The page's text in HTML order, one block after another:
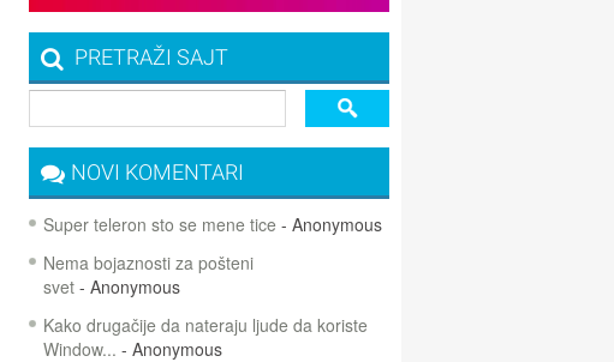
PRETRAŽI SAJT
NOVI KOMENTARI
Super teleron sto se mene tice - Anonymous
Nema bojaznosti za pošteni
svet - Anonymous
Kako drugačije da nateraju ljude da koriste
Window... - Anonymous